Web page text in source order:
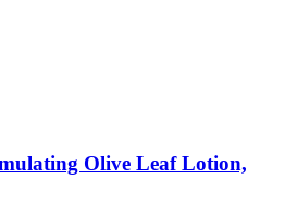
Olive Leaf Lotion,